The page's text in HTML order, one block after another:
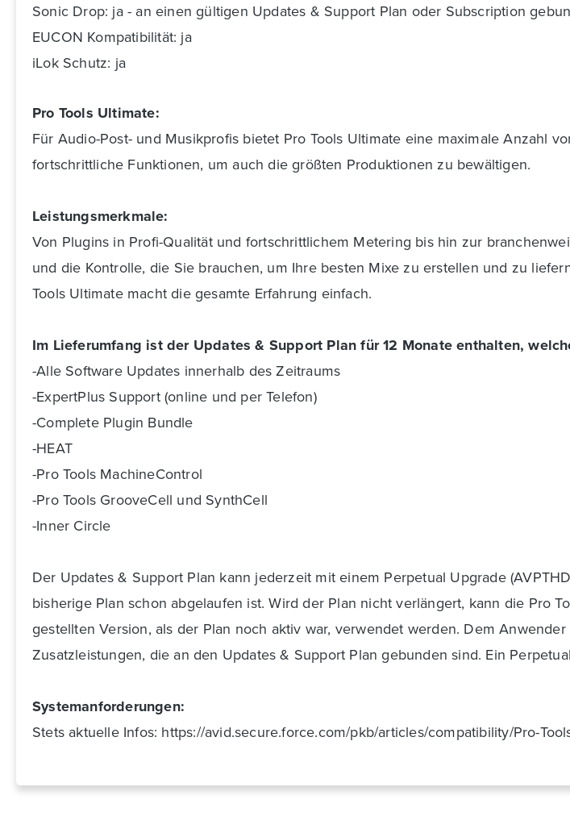
Sonic Drop: ja - an einen gültigen Updates & Support Plan oder Subscription
EUCON Kompatibilität: ja
iLok Schutz: ja
Pro Tools Ultimate:
Für Audio-Post- und Musikprofis bietet Pro Tools Ultimate eine maximale Anzahl
fortschrittliche Funktionen, um auch die größten Produktionen zu bewältigen.
Leistungsmerkmale:
Von Plugins in Profi-Qualität und fortschrittlichem Metering bis hin zur
und die Kontrolle, die Sie brauchen, um Ihre besten Mixe zu erstellen und zu
Tools Ultimate macht die gesamte Erfahrung einfach.
Im Lieferumfang ist der Updates & Support Plan für 12 Monate enthalten,
-Alle Software Updates innerhalb des Zeitraums
-ExpertPlus Support (online und per Telefon)
-Complete Plugin Bundle
-HEAT
-Pro Tools MachineControl
-Pro Tools GrooveCell und SynthCell
-Inner Circle
Der Updates & Support Plan kann jederzeit mit einem Perpetual Upgrade
bisherige Plan schon abgelaufen ist. Wird der Plan nicht verlängert, kann die Pro
gestellten Version, als der Plan noch aktiv war, verwendet werden. Dem
Zusatzleistungen, die an den Updates & Support Plan gebunden sind. Ein
Systemanforderungen:
Stets aktuelle Infos: https://avid.secure.force.com/pkb/articles/compatibility/Pro-